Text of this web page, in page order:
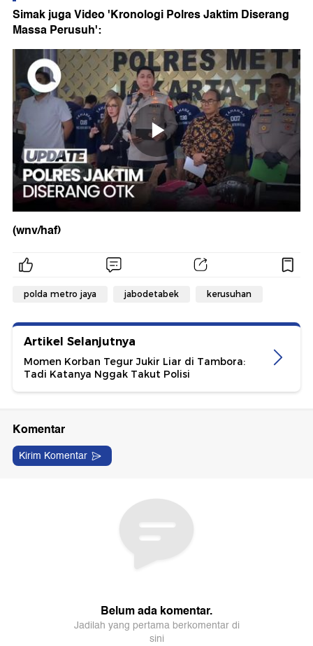
Simak juga Video 'Kronologi Polres Jaktim Diserang
Massa Perusuh':
(wnv/haf)
polda metro jaya jabodetabek kerusuhan
Artikel Selanjutnya
Momen Korban Tegur Jukir Liar di Tambora:
Tadi Katanya Nggak Takut Polisi